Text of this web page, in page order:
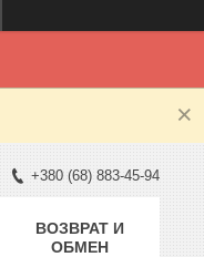
+380 (68) 883-45-94
ВОЗВРАТ И
ОБМЕН